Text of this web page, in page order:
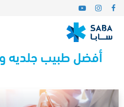
أفضل طبيب جلديه